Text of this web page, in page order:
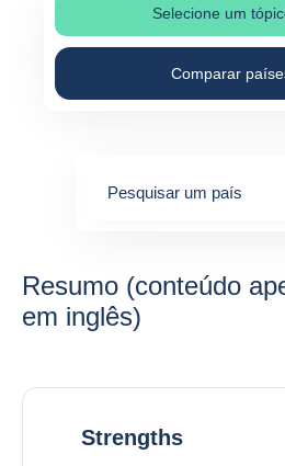
Selecione um
Comparar
Pesquisar um país
Resumo (conteúdo
em inglês)
Strengths